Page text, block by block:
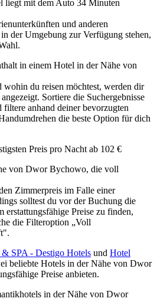
liegt mit dem Auto 34 Minuten
und anderen
der Umgebung zur Verfügung stehen,
in einem Hotel in der Nähe von
du reisen möchtest, werden dir
Sortiere die Suchergebnisse
filtere anhand deiner bevorzugten
die beste Option für dich
Preis pro Nacht ab 102 €
von Dwor Bychowo, die voll
Zimmerpreis im Falle einer
solltest du vor der Buchung die
erstattungsfähige Preise zu finden,
die Filteroption „Voll
SPA - Destigo Hotels und Hotel
beliebte Hotels in der Nähe von Dwor
Preise anbieten.
in der Nähe von Dwor